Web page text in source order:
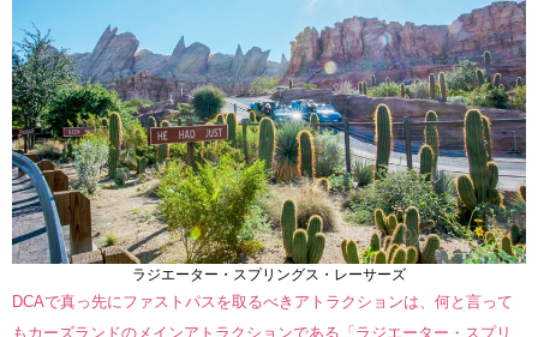
ラジエーター・スプリングス・レーサーズ
DCAで真っ先にファストパスを取るべきアトラクションは、何と言って
もカーズランドのメインアトラクションである「ラジエーター・スプリ